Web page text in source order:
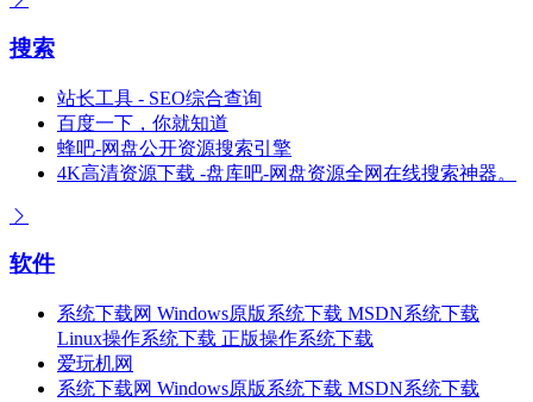
搜索
站长工具 - SEO综合查询
百度一下，你就知道
蜂吧-网盘公开资源搜索引擎
4K高清资源下载 -盘库吧-网盘资源全网在线搜索神器。
软件
系统下载网 Windows原版系统下载 MSDN系统下载
Linux操作系统下载 正版操作系统下载
爱玩机网
系统下载网 Windows原版系统下载 MSDN系统下载